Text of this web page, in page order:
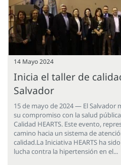
14 Mayo 2024
Inicia el taller de
Salvador
15 de mayo de 2024 — El Salvador
su compromiso con la salud
Calidad HEARTS. Este evento,
camino hacia un sistema de
calidad.La Iniciativa HEARTS ha
lucha contra la hipertensión en el...